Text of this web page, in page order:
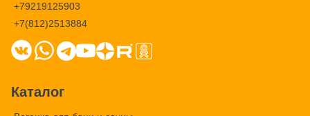
+79219125903
+7(812)2513884
Каталог